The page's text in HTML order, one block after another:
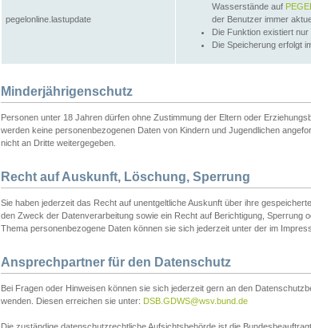
pegelonline.lastupdate
Wasserstände auf
der Benutzer immer
Die Funktion existiert nur
Die Speicherung erfolgt
Minderjährigenschutz
Personen unter 18 Jahren dürfen ohne Zustimmung der Eltern oder
werden keine personenbezogenen Daten von Kindern und Jugendlichen
nicht an Dritte weitergegeben.
Recht auf Auskunft, Löschung, Sperrung
Sie haben jederzeit das Recht auf unentgeltliche Auskunft über ihre
den Zweck der Datenverarbeitung sowie ein Recht auf Berichtigung,
Thema personenbezogene Daten können sie sich jederzeit unter der im
Ansprechpartner für den Datenschutz
Bei Fragen oder Hinweisen können sie sich jederzeit gern an den
wenden. Diesen erreichen sie unter: DSB.GDWS@wsv.bund.de